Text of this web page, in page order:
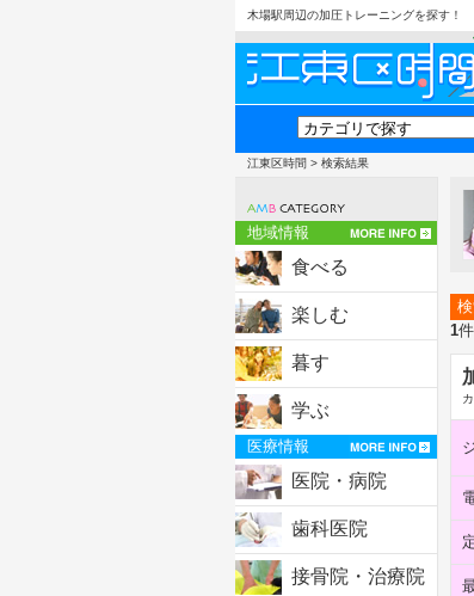
木場駅周辺の加圧トレーニングを探す！
江東区時間 > 検索結果
地域情報
食べる
楽しむ
暮す
学ぶ
医療情報
医院・病院
歯科医院
接骨院・治療院
1